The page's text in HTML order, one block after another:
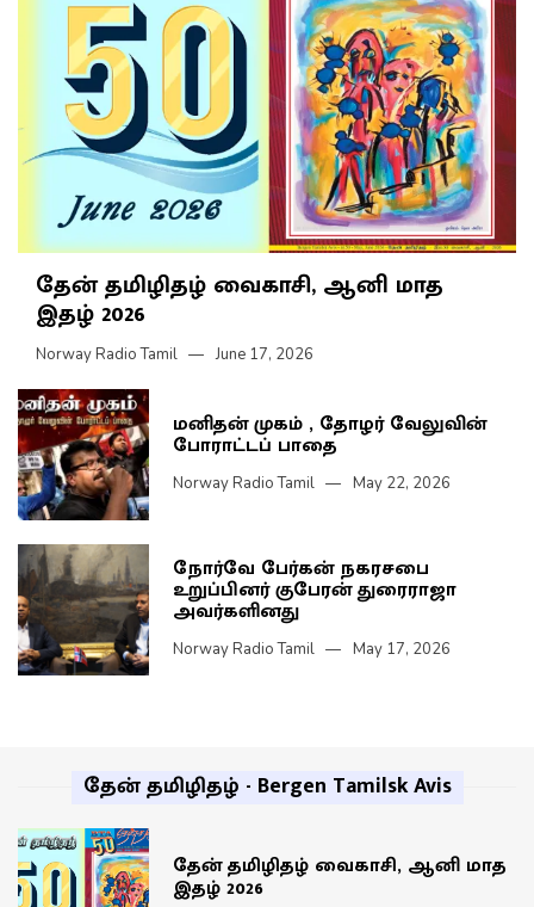
தேன் தமிழிதழ் வைகாசி, ஆனி மாத
இதழ் 2026
Norway Radio Tamil June 17, 2026
மனிதன் முகம் , தோழர் வேலுவின்
போராட்டப் பாதை
Norway Radio Tamil May 22, 2026
நோர்வே பேர்கன் நகரசபை
உறுப்பினர் குபேரன் துரைராஜா
அவர்களினது
Norway Radio Tamil May 17, 2026
தேன் தமிழிதழ் - Bergen Tamilsk Avis
தேன் தமிழிதழ் வைகாசி, ஆனி மாத
இதழ் 2026